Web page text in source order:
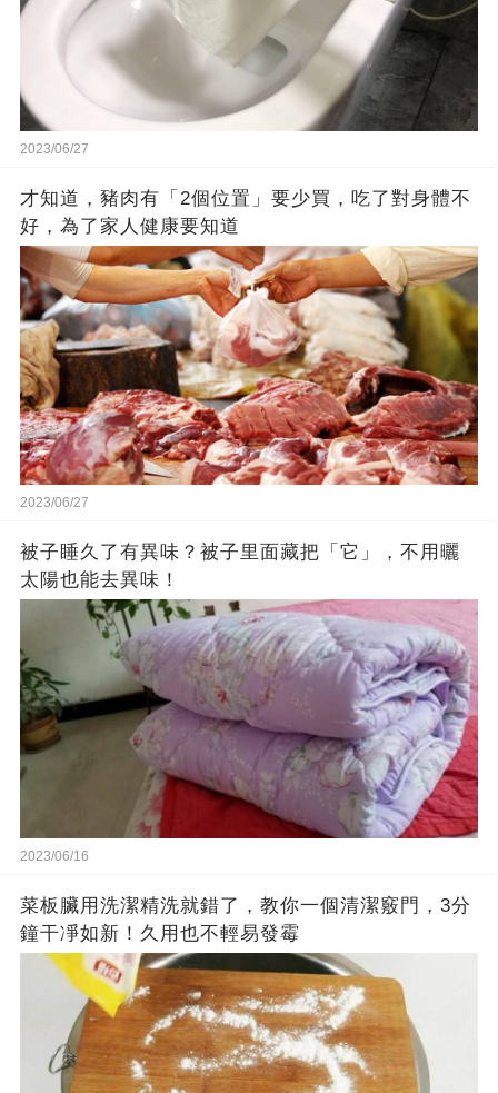
2023/06/27
才知道，豬肉有「2個位置」要少買，吃了對身體不
好，為了家人健康要知道
2023/06/27
被子睡久了有異味？被子里面藏把「它」，不用曬
太陽也能去異味！
2023/06/16
菜板臟用洗潔精洗就錯了，教你一個清潔竅門，3分
鐘干凈如新！久用也不輕易發霉